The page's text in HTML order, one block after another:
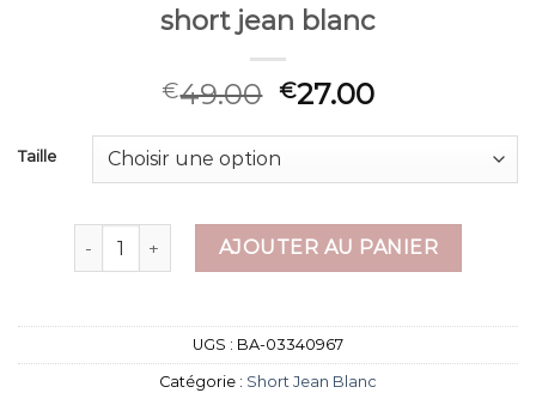
short jean blanc
€49.00 €27.00
Taille
quantité de short jean blancAJOUTER AU PANIER
UGS : BA-03340967
Catégorie : Short Jean Blanc